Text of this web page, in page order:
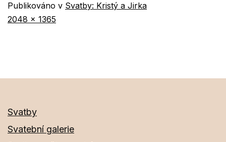
Publikováno v Svatby: Kristý a Jirka
Původní
2048 × 1365
Svatby
Svatební galerie